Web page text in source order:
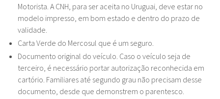
Motorista. A CNH, para ser aceita no Uruguai, deve estar no
modelo impresso, em bom estado e dentro do prazo de
validade.
Carta Verde do Mercosul que é um seguro.
Documento original do veículo. Caso o veículo seja de
terceiro, é necessário portar autorização reconhecida em
cartório. Familiares até segundo grau não precisam desse
documento, desde que demonstrem o parentesco.